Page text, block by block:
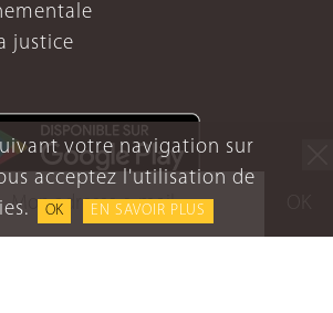
votre navigation sur
acceptez l'utilisation de
OK EN SAVOIR PLUS
justice
Mentions légales